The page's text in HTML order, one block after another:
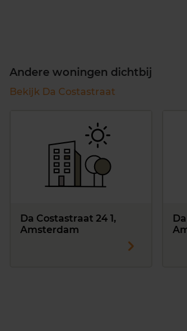
Andere woningen dichtbij
Bekijk Da Costastraat
Da Costastraat 24 1,
Amsterdam